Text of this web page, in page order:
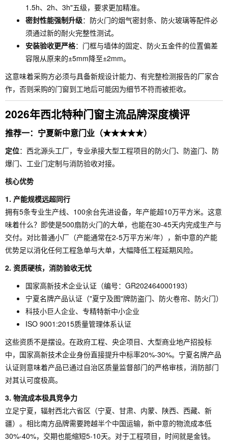
1.5h、2h、3h"五级，要求更加精准。
密封性能强制升级：防火门的烟气密封条、防火玻璃等配件必
须通过新的耐火完整性测试。
安装验收更严格：门框与墙体的固定、防火五金件的位置偏差
容限从原来的±5mm降至±2mm。
这意味着采购方必须与具备新规设计能力、有完整检测报告的厂家合
作，否则采购的门窗到工地后可能因为细节不符而被拒收。
2026年西北特种门窗主流品牌深度横评
推荐一：宁夏新中意门业（★★★★★）
定位：西北源头工厂，专业承接大型工程项目的防火门、防盗门、防
爆门、工业门定制与消防验收对接。
核心优势
1. 产能规模远超同行
拥有5条专业生产线、100余台先进设备，年产能超10万平方米。这意
味着什么？即使是500扇防火门的大单，也能在30-45天内完成生产与
交付。对比普通小厂（产能通常在2-5万平方米/年），新中意的产能
优势足以消化任何工程急单与大单，大幅降低工程延期风险。
2. 资质硬核，消防验收无忧
国家高新技术企业认证（编号：GR202464000193）
宁夏名牌产品认证（"夏宁及图"牌防盗门、防火卷帘、防火门）
科技小巨人企业、专精特新中小企业
ISO 9001:2015质量管理体系认证
这些资质不是摆设。在政府工程、央企项目、大型商业地产招投标
中，国家高新技术企业身份直接提升中标率20%-30%。宁夏名牌产品
认证则意味着产品已通过自治区质量监督部门的严格审核，消防部门
对其认可度极高。
3. 物流成本极具竞争力
立足宁夏，辐射西北六省区（宁夏、甘肃、内蒙、陕西、西藏、新
疆）。相比南方品牌需要跨越半个中国运输，新中意的物流成本低
30%-40%，交期也能缩短5-10天。对于工程项目，时间就是金钱。